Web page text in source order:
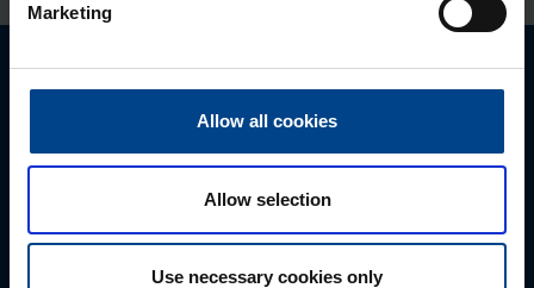
Marketing
Allow all cookies
Allow selection
Use necessary cookies only
Palun võtke meiega ühendust